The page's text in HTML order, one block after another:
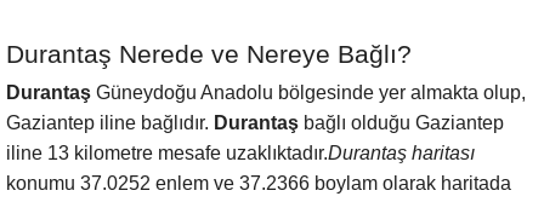
Durantaş Nerede ve Nereye Bağlı?
Durantaş Güneydoğu Anadolu bölgesinde yer almakta olup,
Gaziantep iline bağlıdır. Durantaş bağlı olduğu Gaziantep
iline 13 kilometre mesafe uzaklıktadır.Durantaş haritası
konumu 37.0252 enlem ve 37.2366 boylam olarak haritada